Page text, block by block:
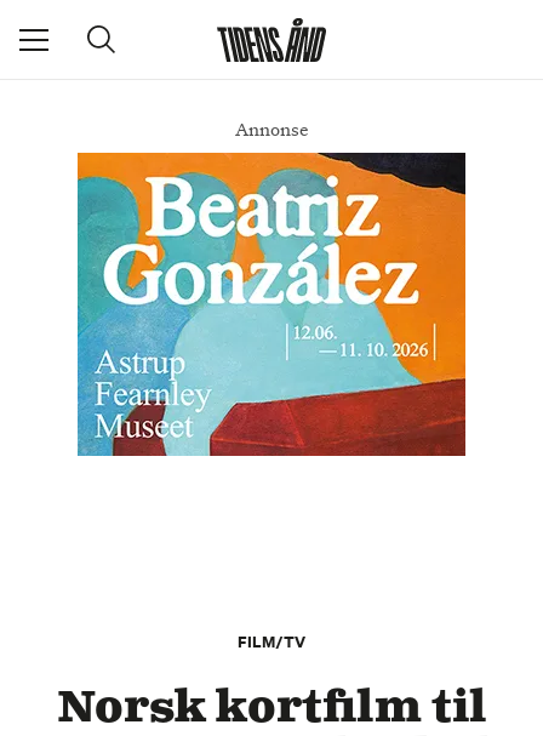
Norsk kortfilm til Cannes: – Føles helt utrolig
Annonse
FILM/TV
Norsk kortfilm til